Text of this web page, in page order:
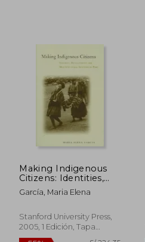
55%
dcto.
S/ 570,82
S/ 256,87
Making Indigenous
Citizens: Identities,
Education, and
Multicultural
(en Inglés)
García, Maria Elena
Stanford University Press,
2005, 1 Edición, Tapa
Blanda, Nuevo